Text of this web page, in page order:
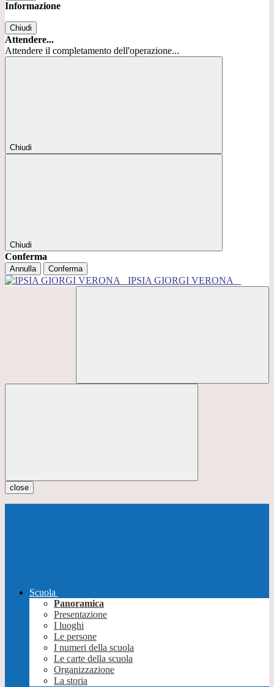
Informazione
Chiudi
Attendere...
Attendere il completamento dell'operazione...
Chiudi
Chiudi
Conferma
Annulla Conferma
IPSIA GIORGI VERONA
close
Scuola
Panoramica
Presentazione
I luoghi
Le persone
I numeri della scuola
Le carte della scuola
Organizzazione
La storia